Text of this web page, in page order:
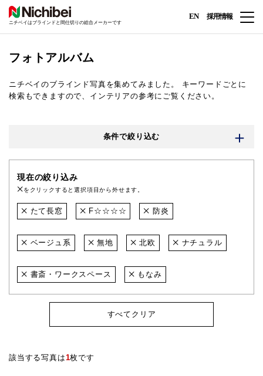
ニチベイはブラインドと間仕切りの総合メーカーです
EN 採用情報
フォトアルバム
ニチベイのブラインド写真を集めてみました。
キーワードごとに
検索もできますので、インテリアの参考にご覧ください。
条件で絞り込む
現在の絞り込み
をクリックすると選択項目から外せます。
たて長窓 F☆☆☆☆ 防炎
ベージュ系 無地 北欧 ナチュラル
書斎・ワークスペース もなみ
すべてクリア
該当する写真は1枚です